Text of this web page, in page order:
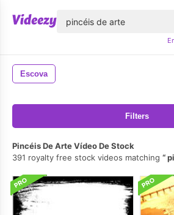
Escova
Filters
Pincéis De Arte Vídeo De Stock
391 royalty free stock videos matching